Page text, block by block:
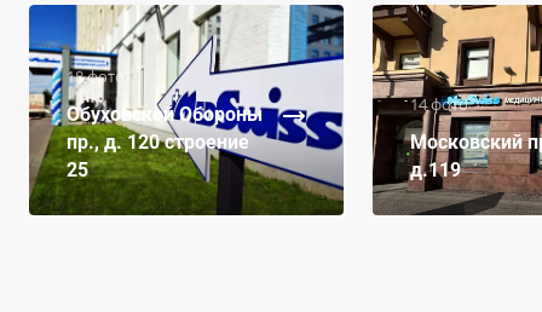
18 фото
Обуховской Обороны
пр., д. 120 строение
25
14 фото
Московский
д.119